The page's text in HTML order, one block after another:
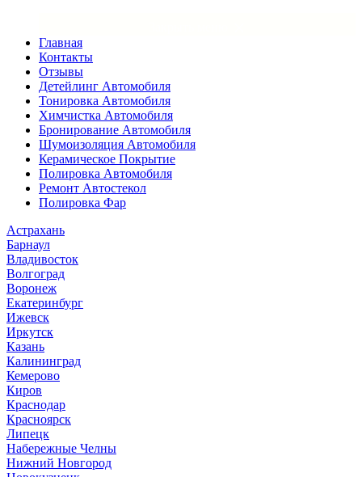
Главная
Контакты
Отзывы
Детейлинг Автомобиля
Тонировка Автомобиля
Химчистка Автомобиля
Бронирование Автомобиля
Шумоизоляция Автомобиля
Керамическое Покрытие
Полировка Автомобиля
Ремонт Автостекол
Полировка Фар
Астрахань
Барнаул
Владивосток
Волгоград
Воронеж
Екатеринбург
Ижевск
Иркутск
Казань
Калининград
Кемерово
Киров
Краснодар
Красноярск
Липецк
Набережные Челны
Нижний Новгород